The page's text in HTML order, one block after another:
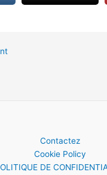
Contactez
Cookie Policy
DE